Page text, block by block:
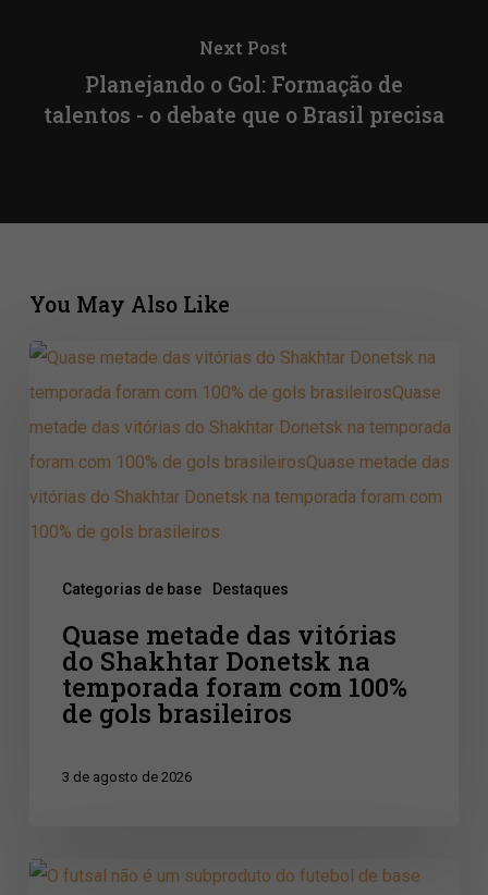
Next Post
Planejando o Gol: Formação de
talentos - o debate que o Brasil precisa
You May Also Like
Categorias de base Destaques
Quase
metade
das
vitórias
do
Shakhtar
temporada
foram
Quase metade das vitórias
do Shakhtar Donetsk na
temporada foram com 100%
de gols brasileiros
3 de agosto de 2026
O